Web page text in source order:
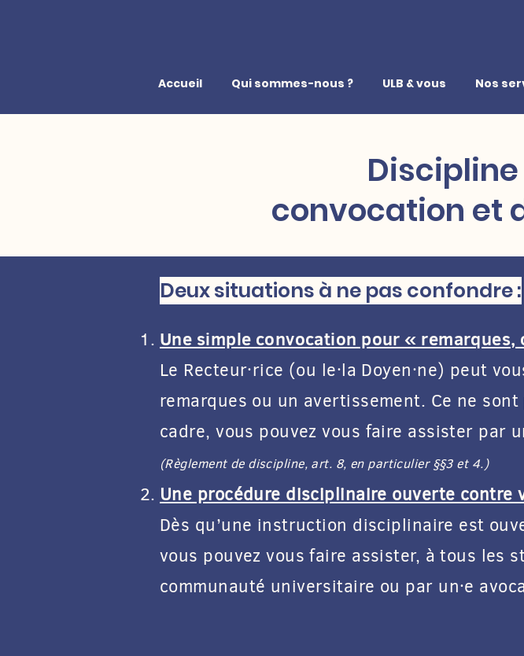
Accueil Qui sommes-nous ? ULB & vous Nos
convocation et
Deux situations à ne pas confondre :
Une simple convocation pour «
Le Recteur·rice (ou le·la Doyen·ne) peut
remarques ou un avertissement. Ce ne
cadre, vous pouvez vous faire assister par
(Règlement de discipline, art. 8, en particulier §§3 et 4.)
Une procédure disciplinaire ouverte contre
Dès qu’une instruction disciplinaire est
vous pouvez vous faire assister, à tous les
communauté universitaire ou par un·e